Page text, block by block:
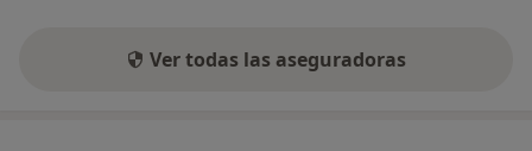
Ver todas las aseguradoras